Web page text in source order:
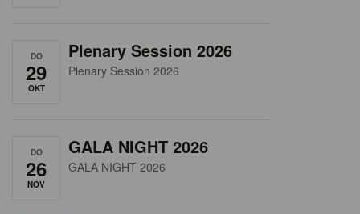
DO
29
OKT
Plenary Session 2026
Plenary Session 2026
DO
26
NOV
GALA NIGHT 2026
GALA NIGHT 2026